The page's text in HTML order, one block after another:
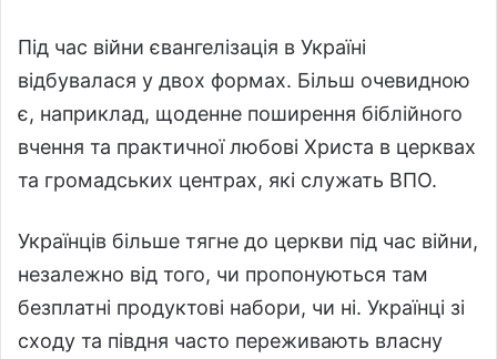
Під час війни євангелізація в Україні
відбувалася у двох формах. Більш очевидною
є, наприклад, щоденне поширення біблійного
вчення та практичної любові Христа в церквах
та громадських центрах, які служать ВПО.
Українців більше тягне до церкви під час війни,
незалежно від того, чи пропонуються там
безплатні продуктові набори, чи ні. Українці зі
сходу та півдня часто переживають власну